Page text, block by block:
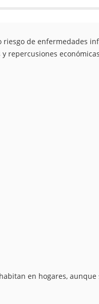
de enfermedades
repercusiones
en hogares,